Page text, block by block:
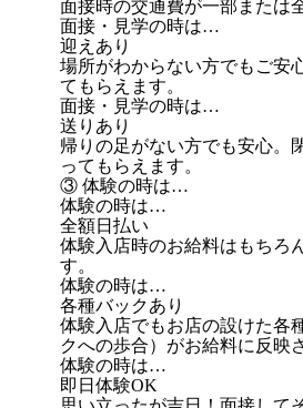
面接時の交通費が一部または
面接・見学の時は…
迎えあり
場所がわからない方でもご安
てもらえます。
面接・見学の時は…
送りあり
帰りの足がない方でも安心。
ってもらえます。
③ 体験の時は…
体験の時は…
全額日払い
体験入店時のお給料はもちろ
す。
体験の時は…
各種バックあり
体験入店でもお店の設けた各
クへの歩合）がお給料に反映
体験の時は…
即日体験OK